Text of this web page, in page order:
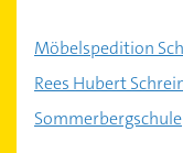
Möbelspedition
Rees Hubert
Sommerbergschule